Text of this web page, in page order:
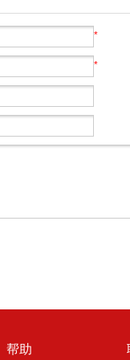
*
*
帮助